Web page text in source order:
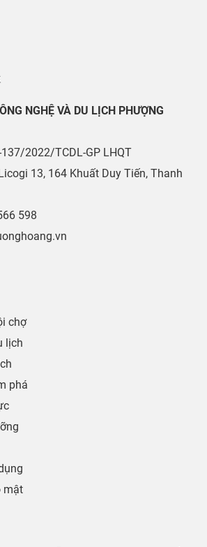
NGHỆ VÀ DU LỊCH PHƯỢNG
137/2022/TCDL-GP LHQT
13, 164 Khuất Duy Tiến, Thanh
598
chợ
lịch
phá
mật